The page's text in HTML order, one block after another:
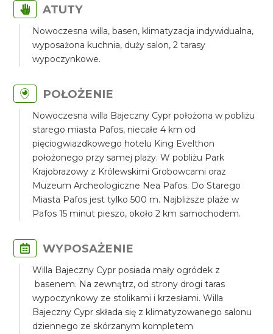
ATUTY
Nowoczesna willa, basen, klimatyzacja indywidualna,
wyposażona kuchnia, duży salon, 2 tarasy
wypoczynkowe.
POŁOŻENIE
Nowoczesna willa Bajeczny Cypr położona w pobliżu
starego miasta Pafos, niecałe 4 km od
pięciogwiazdkowego hotelu King Evelthon
położonego przy samej plaży. W pobliżu Park
Krajobrazowy z Królewskimi Grobowcami oraz
Muzeum Archeologiczne Nea Pafos. Do Starego
Miasta Pafos jest tylko 500 m. Najbliższe plaże w
Pafos 15 minut pieszo, około 2 km samochodem.
WYPOSAŻENIE
Willa Bajeczny Cypr posiada mały ogródek z
basenem. Na zewnątrz, od strony drogi taras
wypoczynkowy ze stolikami i krzesłami. Willa
Bajeczny Cypr składa się z klimatyzowanego salonu
dziennego ze skórzanym kompletem